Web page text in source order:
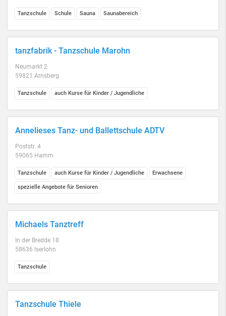
Tanzschule Schule Sauna Saunabereich
tanzfabrik - Tanzschule Marohn
Neumarkt 2
59821 Arnsberg
Tanzschule auch Kurse für Kinder / Jugendliche
Annelieses Tanz- und Ballettschule ADTV
Poststr. 4
59065 Hamm
Tanzschule auch Kurse für Kinder / Jugendliche Erwachsene
spezielle Angebote für Senioren
Michaels Tanztreff
In der Bredde 18
58636 Iserlohn
Tanzschule
Tanzschule Thiele